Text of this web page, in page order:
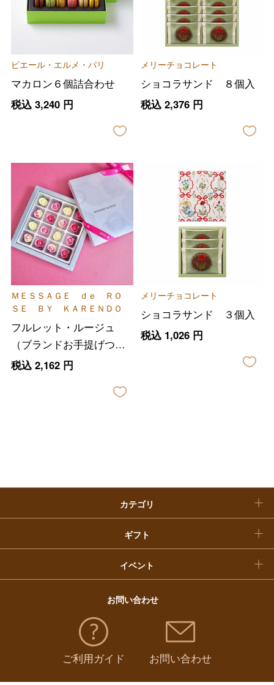
ピエール・エルメ・パリ
マカロン６個詰合わせ
税込 3,240円
メリーチョコレート
ショコラサンド ８個入
税込 2,376円
ＭＥＳＳＡＧＥ ｄｅ ＲＯ
ＳＥ ＢＹ ＫＡＲＥＮＤＯ
フルレット・ルージュ
（ブランドお手提げつ
き）
税込 2,162円
メリーチョコレート
ショコラサンド ３個入
税込 1,026円
カテゴリ
ビューティー
ファッション
ホーム＆インテリア
ギフト
大丸・松坂屋のギフト
出産内祝い
結婚内祝い
イベント
バレンタインチョコレート
母の日
父の日
敬老の日
福袋
お問い合わせ
ご利用ガイド お問い合わせ